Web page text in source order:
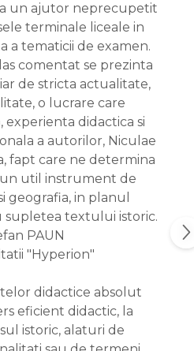
un ajutor neprecupetit
terminale liceale in
a tematicii de examen.
comentat se prezinta
de stricta actualitate,
o lucrare care
experienta didactica si
a autorilor, Niculae
fapt care ne determina
util instrument de
geografia, in planul
supletea textului istoric.
PAUN
"Hyperion"
didactice absolut
eficient didactic, la
istoric, alaturi de